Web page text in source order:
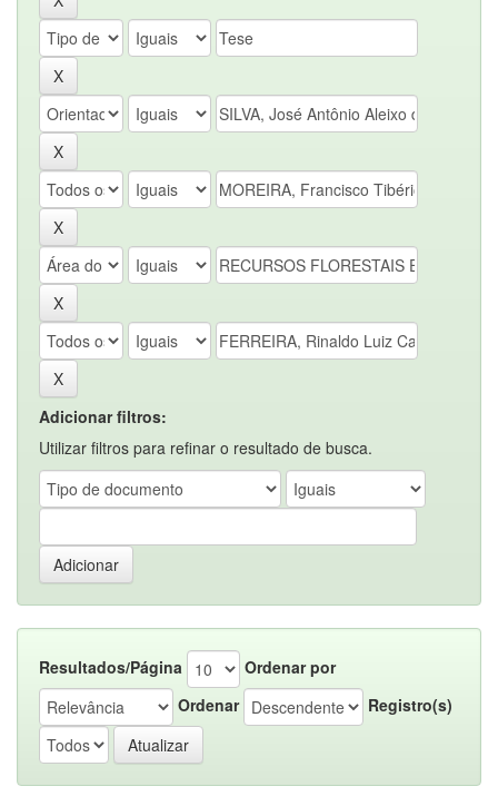
Adicionar filtros:
Utilizar filtros para refinar o resultado de busca.
Resultados/Página
Ordenar por
Ordenar
Registro(s)